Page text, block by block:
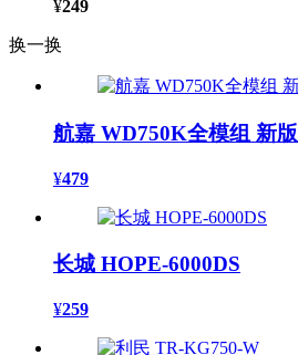
¥249
换一换
航嘉 WD750K全模组 新版
¥479
长城 HOPE-6000DS
¥259